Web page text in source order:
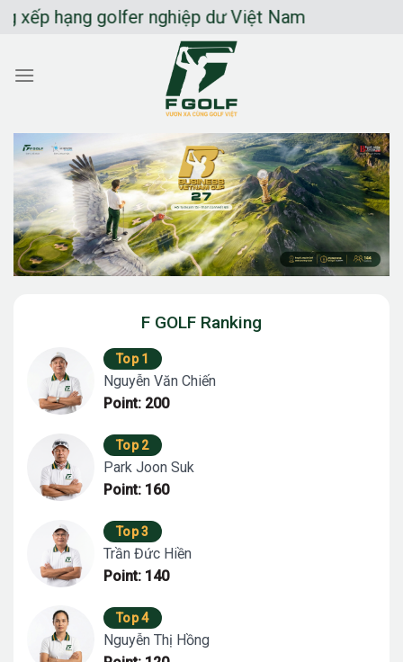
Chuyển
dung
hạng golfer nghiệp dư Việt Nam
F GOLF Ranking
Top 1
Nguyễn Văn Chiến
Point: 200
Top 2
Park Joon Suk
Point: 160
Top 3
Trần Đức Hiền
Point: 140
Top 4
Nguyễn Thị Hồng